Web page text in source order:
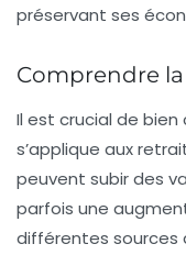
préservant ses
Comprendre
Il est crucial de
s’applique aux
peuvent subir des
parfois une
différentes sources